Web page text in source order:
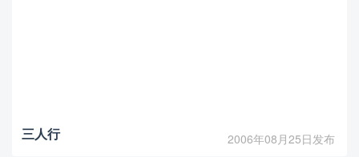
三人行 2006年08月25日发布